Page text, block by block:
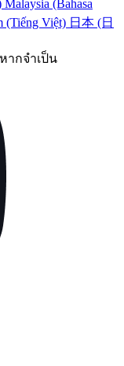
Malaysia (Bahasa
(Tiếng Việt) 日本 (日
กจำเป็น